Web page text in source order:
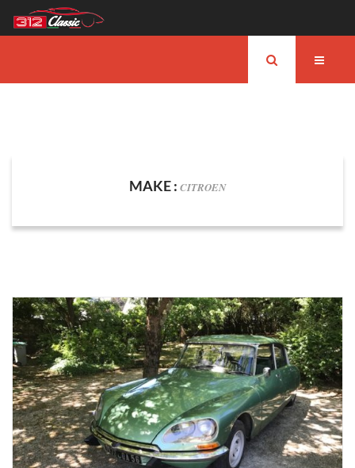
MAKE : CITROEN